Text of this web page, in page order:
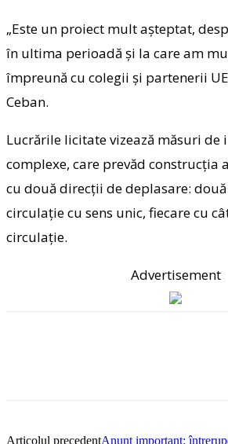
„Este un proiect mult așteptat,
în ultima perioadă și la care am
împreună cu colegii și partenerii
Ceban.
Lucrările licitate vizează măsuri de
complexe, care prevăd construcția
cu două direcții de deplasare:
circulație cu sens unic, fiecare cu
circulație.
Advertisement
Articolul precedentAnunț important: